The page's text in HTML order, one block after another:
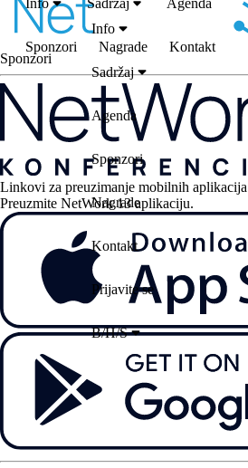
Info Sadržaj Agenda
Sponzori Nagrade Kontakt
Sponzori
Linkovi za preuzimanje mobilnih
Preuzmite NetWork 13 aplikaciju.
Info
Sadržaj
Agenda
Sponzori
Nagrade
Kontakt
Prijavite se
B/H/S